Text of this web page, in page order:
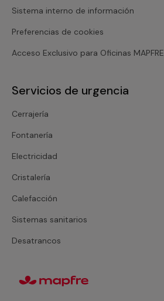
Sistema interno de información
Preferencias de cookies
Acceso Exclusivo para Oficinas MAPFRE
Servicios de urgencia
Cerrajería
Fontanería
Electricidad
Cristalería
Calefacción
Sistemas sanitarios
Desatrancos